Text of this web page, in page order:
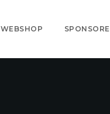
WEBSHOP